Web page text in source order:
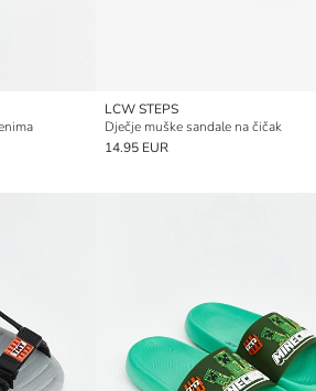
LCW STEPS
Dječje muške sandale na čičak
14.95 EUR